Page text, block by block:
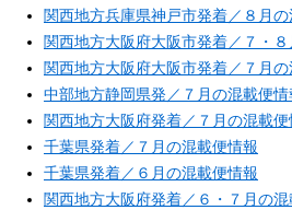
関西地方兵庫県神戸市発着／８月
関西地方大阪府大阪市発着／７・
関西地方大阪府大阪市発着／７月
中部地方静岡県発／７月の混載便情
関西地方大阪府発着／７月の混載便
千葉県発着／７月の混載便情報
千葉県発着／６月の混載便情報
関西地方大阪府発着／６・７月の混